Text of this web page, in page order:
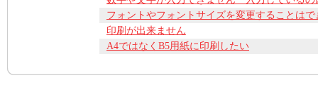
フォントやフォントサイズを変更することはで
印刷が出来ません
A4ではなくB5用紙に印刷したい